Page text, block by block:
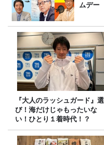
ムデー
『大人のラッシュガード』選
び！海だけじゃもったいな
い！ひとり１着時代！？